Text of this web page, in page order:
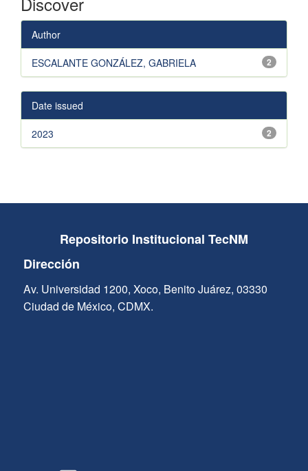
Author
2
ESCALANTE GONZÁLEZ, GABRIELA
Date issued
2
2023
Repositorio Institucional TecNM
Dirección
Av. Universidad 1200, Xoco, Benito Juárez, 03330
Ciudad de México, CDMX.